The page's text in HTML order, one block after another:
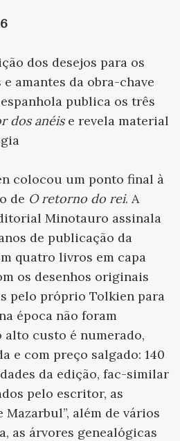
dos desejos para os
amantes da obra-chave
publica os três
dos anéise revela material
colocou um ponto final à
de O retorno do rei. A
Minotauro assinala
de publicação da
quatro livros em capa
os desenhos originais
pelo próprio Tolkien para
época não foram
custo é numerado,
e com preço salgado: 140
da edição, fac-similar
pelo escritor, as
Mazarbul”, além de vários
as árvores genealógicas